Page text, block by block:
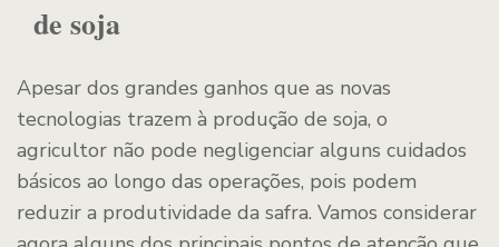
de soja
Apesar dos grandes ganhos que as novas
tecnologias trazem à produção de soja, o
agricultor não pode negligenciar alguns cuidados
básicos ao longo das operações, pois podem
reduzir a produtividade da safra. Vamos considerar